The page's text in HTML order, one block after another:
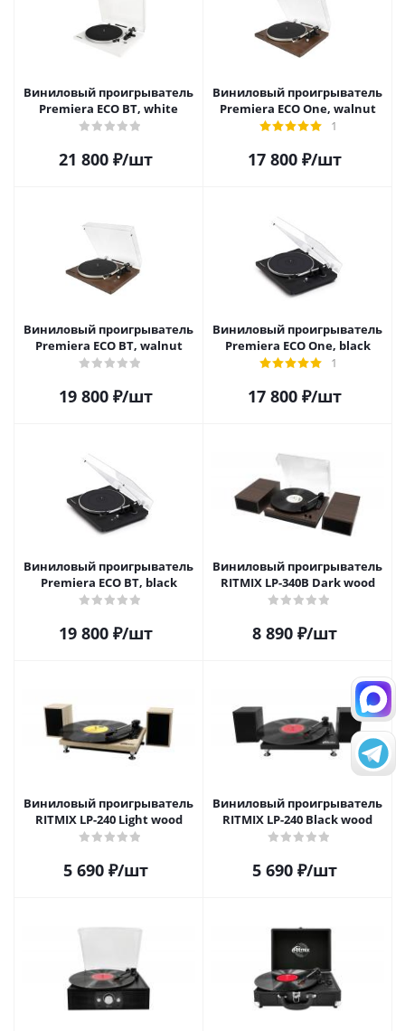
Виниловый проигрыватель
Premiera ECO BT, white
21 800₽/шт
Виниловый проигрыватель
Premiera ECO One, walnut
1
17 800₽/шт
Виниловый проигрыватель
Premiera ECO BT, walnut
19 800₽/шт
Виниловый проигрыватель
Premiera ECO One, black
1
17 800₽/шт
Виниловый проигрыватель
Premiera ECO BT, black
19 800₽/шт
Виниловый проигрыватель
RITMIX LP-340B Dark wood
8 890₽/шт
Виниловый проигрыватель
RITMIX LP-240 Light wood
5 690₽/шт
Виниловый проигрыватель
RITMIX LP-240 Black wood
5 690₽/шт